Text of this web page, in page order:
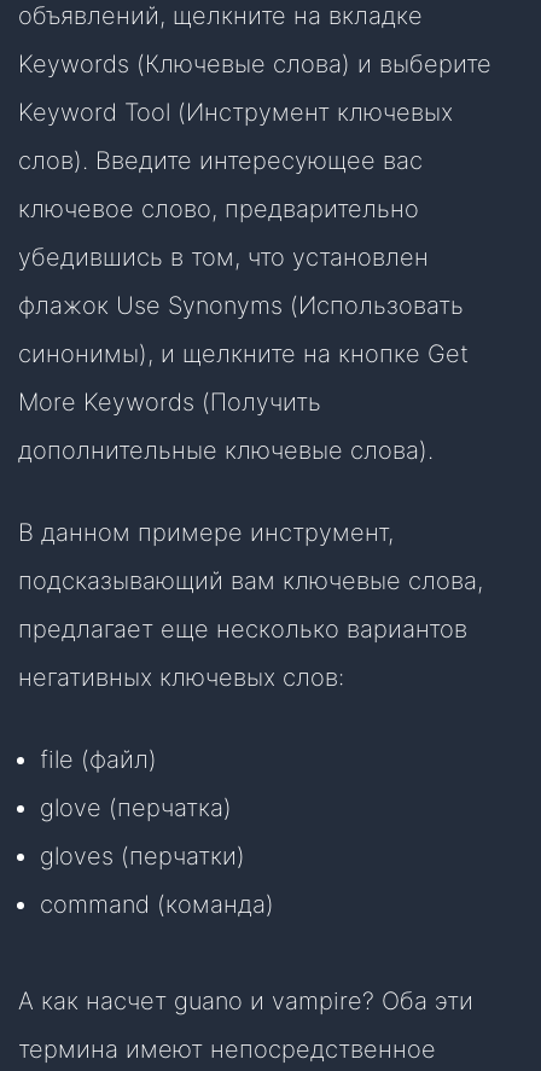
объявлений, щелкните на вкладке
Keywords (Ключевые слова) и выберите
Keyword Tool (Инструмент ключевых
слов). Введите интересующее вас
ключевое слово, предварительно
убедившись в том, что установлен
флажок Use Synonyms (Использовать
синонимы), и щелкните на кнопке Get
More Keywords (Получить
дополнительные ключевые слова).
В данном примере инструмент,
подсказывающий вам ключевые слова,
предлагает еще несколько вариантов
негативных ключевых слов:
file (файл)
glove (перчатка)
gloves (перчатки)
command (команда)
А как насчет guano и vampire? Оба эти
термина имеют непосредственное